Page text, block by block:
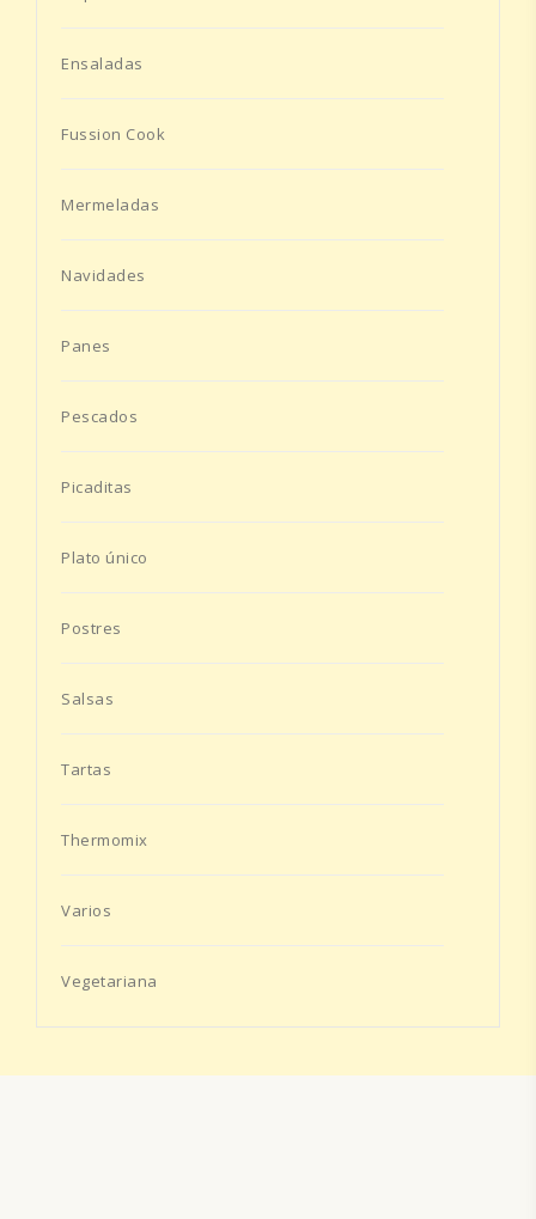
Ensaladas
Fussion Cook
Mermeladas
Navidades
Panes
Pescados
Picaditas
Plato único
Postres
Salsas
Tartas
Thermomix
Varios
Vegetariana